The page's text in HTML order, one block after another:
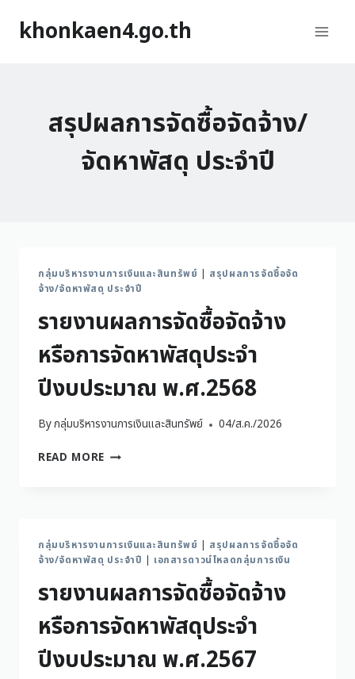
khonkaen4.go.th
สรุปผลการจัดซื้อจัดจ้าง/
จัดหาพัสดุ ประจำปี
กลุ่มบริหารงานการเงินและสินทรัพย์ | สรุปผลการจัดซื้อจัด
จ้าง/จัดหาพัสดุ ประจำปี
รายงานผลการจัดซื้อจัดจ้าง
หรือการจัดหาพัสดุประจำ
ปีงบประมาณ พ.ศ.2568
Byกลุ่มบริหารงานการเงินและสินทรัพย์ 04/ส.ค./2026
READ MORE
กลุ่มบริหารงานการเงินและสินทรัพย์
สรุปผลการจัดซื้อจัด
จ้าง/จัดหาพัสดุ ประจำปี
เอกสารดาวน์โหลดกลุ่มการเงิน
รายงานผลการจัดซื้อจัดจ้าง
หรือการจัดหาพัสดุประจำ
ปีงบประมาณ พ.ศ.2567